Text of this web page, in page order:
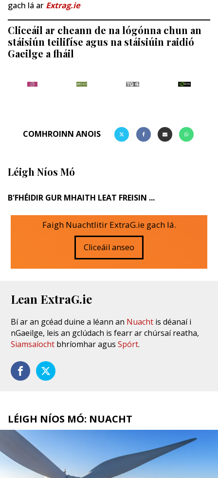
gach lá ar Extrag.ie
Cliceáil ar cheann de na lógónna chun an
stáisiún teilifíse agus na stáisiúin raidió
Gaeilge a fháil
COMHROINN ANOIS
Léigh Níos Mó
B'FHÉIDIR GUR MHAITH LEAT FREISIN ...
Faigh Nuachtlitir ExtraG.ie gach lá.
Cliceáil anseo
Lean ExtraG.ie
Bí ar an gcéad duine a léann an Nuacht is déanaí i
nGaeilge, leis an gclúdach is fearr ar chúrsaí reatha,
Siamsaíocht bhríomhar agusSpórt.
LÉIGH NÍOS MÓ: NUACHT